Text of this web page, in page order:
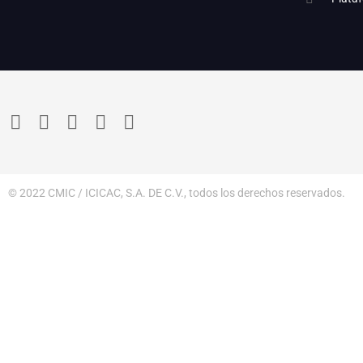
© 2022 CMIC / ICICAC, S.A. DE C.V., todos los derechos reservados.